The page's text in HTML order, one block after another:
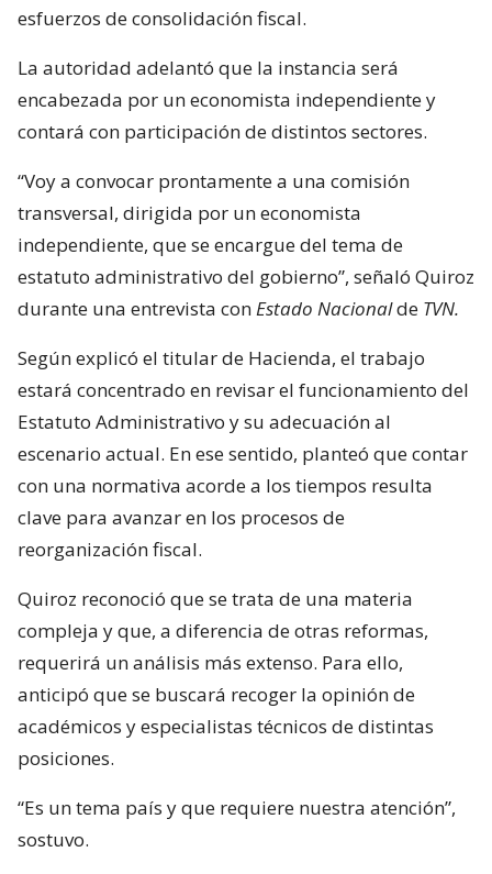
esfuerzos de consolidación fiscal.
La autoridad adelantó que la instancia será
encabezada por un economista independiente y
contará con participación de distintos sectores.
“Voy a convocar prontamente a una comisión
transversal, dirigida por un economista
independiente, que se encargue del tema de
estatuto administrativo del gobierno”, señaló Quiroz
durante una entrevista con Estado Nacionalde TVN.
Según explicó el titular de Hacienda, el trabajo
estará concentrado en revisar el funcionamiento del
Estatuto Administrativo y su adecuación al
escenario actual. En ese sentido, planteó que contar
con una normativa acorde a los tiempos resulta
clave para avanzar en los procesos de
reorganización fiscal.
Quiroz reconoció que se trata de una materia
compleja y que, a diferencia de otras reformas,
requerirá un análisis más extenso. Para ello,
anticipó que se buscará recoger la opinión de
académicos y especialistas técnicos de distintas
posiciones.
“Es un tema país y que requiere nuestra atención”,
sostuvo.